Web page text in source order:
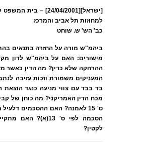
[ישראל][24/04/2001] –
למחוזות תל אביב והמרכז
כב' הש' ש. שוחט
ביהמ"ש מורה על החזרה בתנאים
מישורים: האם על ביהמ"ש לדון
ההרחקה שלא כדין? מה הדין כאשר
המעניקים משמורת וזכות עזיבה
בד בבד עם צווי מניעה כנגד הוצאת
מכח הדין האמריקני? מה כוחן של
ס' 15 לאמנה? האם ההסכמים
הסכמה לפי ס' 13(א)?
לקטין?